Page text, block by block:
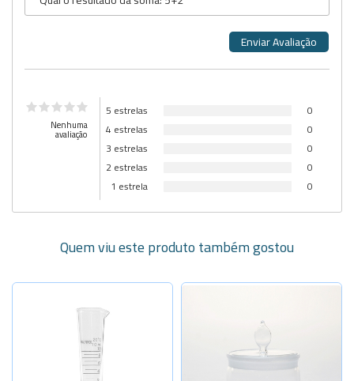
Nenhuma
avaliação
5 estrelas
0
4 estrelas
0
3 estrelas
0
2 estrelas
0
1 estrela
0
Quem viu este produto também gostou
-
-